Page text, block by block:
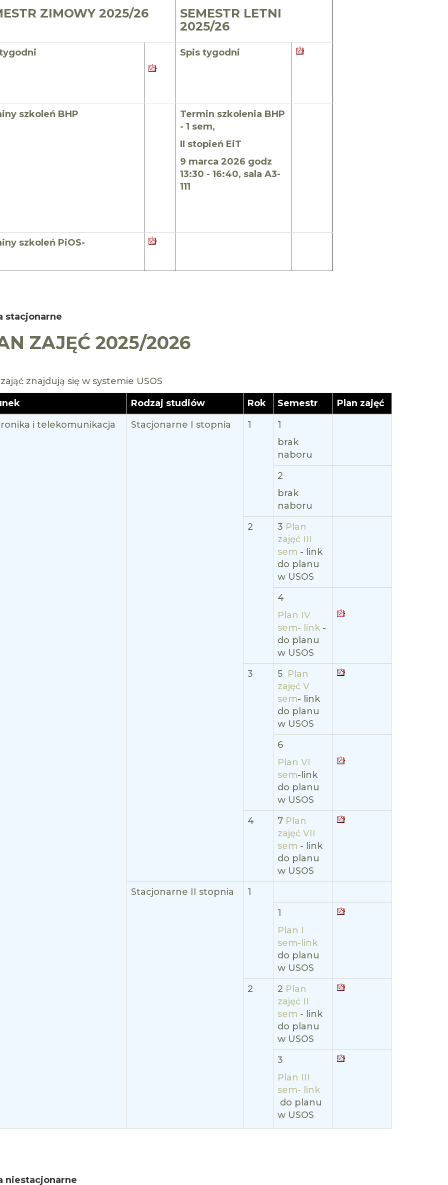
ZIMOWY 2025/26
SEMESTR LETNI
2025/26
Spis tygodni
szkoleń BHP
Termin szkolenia BHP
- 1 sem,
II stopień EiT
9 marca 2026 godz
13:30 - 16:40, sala A3-
111
szkoleń PiOS-
stacjonarne
ZAJĘĆ 2025/2026
znajdują się w systemie USOS
Rodzaj studiów Rok Semestr
Plan zajęć
i telekomunikacja
Stacjonarne I stopnia 1
1
brak
naboru
2
brak
naboru
2
3 Plan
zajęć III
sem - link
do planu
w USOS
4
Plan IV
sem- link-
do planu
w USOS
3
5 Plan
zajęć V
sem- link
do planu
w USOS
6
Plan VI
sem-link
do planu
w USOS
4
7 Plan
zajęć VII
sem - link
do planu
w USOS
Stacjonarne II stopnia
1
1
Plan I
sem-link
do planu
w USOS
2
2 Plan
zajęć II
sem - link
do planu
w USOS
3
Plan III
sem- link
do planu
w USOS
niestacjonarne